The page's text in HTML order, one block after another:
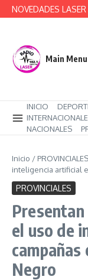
Saltar al contenido
NOVEDADES LASER
Main Menu
INICIO
NACIONALES
Inicio / PROVINCIALES
inteligencia artificial
PROVINCIALES
el uso de
Negro